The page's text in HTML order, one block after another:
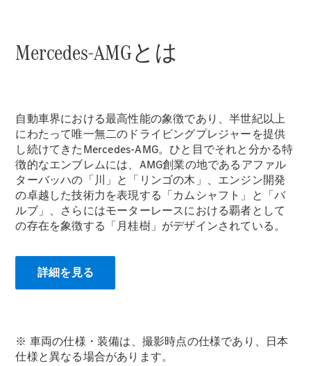
シップ /
ス・ベン
ツ
フェア・イ
Benz LIVE!
Mercedes-
Mercedes-AMGとは
自動車界における最高性能の象徴であり、半世紀以上
にわたって唯一無二のドライビングプレジャーを提供
し続けてきたMercedes-AMG。ひと目でそれと分かる特
徴的なエンブレムには、AMG創業の地であるアファル
ターバッハの「川」と「リンゴの木」、エンジン開発
の卓越した技術力を表現する「カムシャフト」と「バ
ルブ」、さらにはモーターレースにおける覇者として
の存在を象徴する「月桂樹」がデザインされている。
詳細を見る
※ 車両の仕様・装備は、撮影時点の仕様であり、日本
仕様と異なる場合があります。